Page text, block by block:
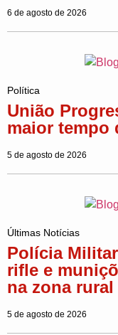
6 de agosto de 2026
Política
União
maior tempo
5 de agosto de 2026
Últimas Notícias
Polícia
rifle e
na zona
5 de agosto de 2026